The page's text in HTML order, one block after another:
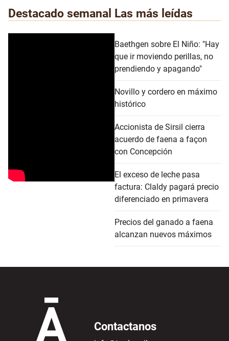
Destacado semanal Las más leídas
Baethgen sobre El Niño: "Hay
que ir moviendo perillas, no
prendiendo y apagando"
Novillo y cordero en máximo
histórico
Accionista de Sirsil cierra
acuerdo de faena a façon
con Concepción
El exceso de leche pasa
factura: Claldy pagará precio
diferenciado en primavera
Precios del ganado a faena
alcanzan nuevos máximos
Contactanos